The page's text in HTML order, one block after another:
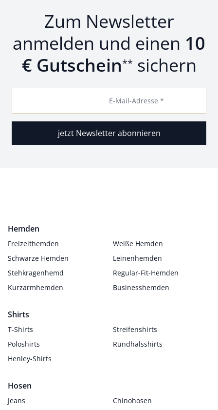
Zum Newsletter
anmelden und einen 10
€ Gutschein** sichern
E-Mail-Adresse *
jetzt Newsletter abonnieren
Hemden
Freizeithemden
Weiße Hemden
Schwarze Hemden
Leinenhemden
Stehkragenhemd
Regular-Fit-Hemden
Kurzarmhemden
Businesshemden
Shirts
T-Shirts
Streifenshirts
Poloshirts
Rundhalsshirts
Henley-Shirts
Hosen
Jeans
Chinohosen